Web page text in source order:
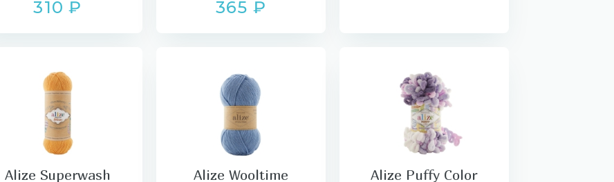
310 ₽ 365 ₽
Alize Superwash
Alize Wooltime Alize Puffy Color